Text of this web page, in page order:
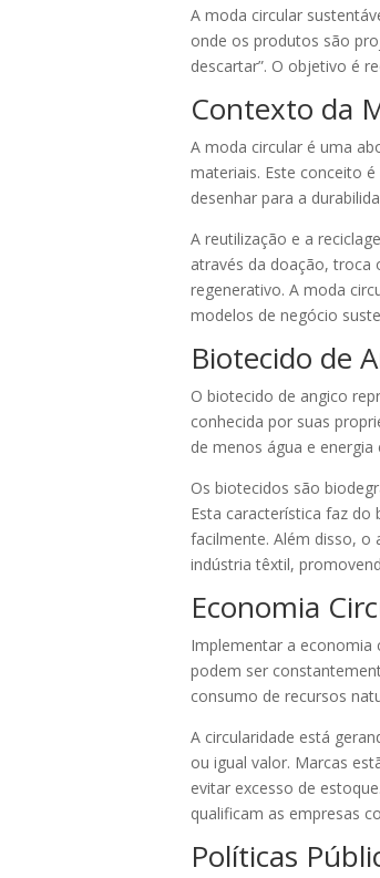
A moda circular
onde os produtos são
descartar”. O objetivo é
Contexto da
A moda circular é uma
materiais. Este conceito
desenhar para a
A reutilização e a
através da doação, troca
regenerativo. A moda
modelos de negócio
Biotecido de
O biotecido de angico
conhecida por suas
de menos água e
Os biotecidos são
Esta característica faz
facilmente. Além disso, o
indústria têxtil,
Economia
Implementar a economia
podem ser
consumo de recursos
A circularidade está
ou igual valor. Marcas
evitar excesso de
qualificam as empresas
Políticas